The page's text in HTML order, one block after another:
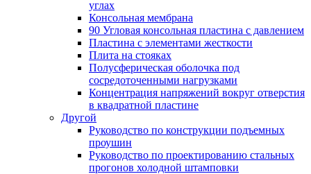
углах
Консольная мембрана
90 Угловая консольная пластина с давлением
Пластина с элементами жесткости
Плита на стояках
Полусферическая оболочка под
сосредоточенными нагрузками
Концентрация напряжений вокруг отверстия
в квадратной пластине
Другой
Руководство по конструкции подъемных
проушин
Руководство по проектированию стальных
прогонов холодной штамповки